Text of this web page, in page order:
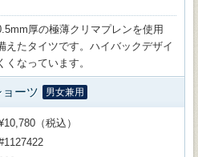
厚の極薄クリマプレンを使用
えたタイツです。ハイバックデザイ
なっています。
ーツ 男女兼用
（税込）